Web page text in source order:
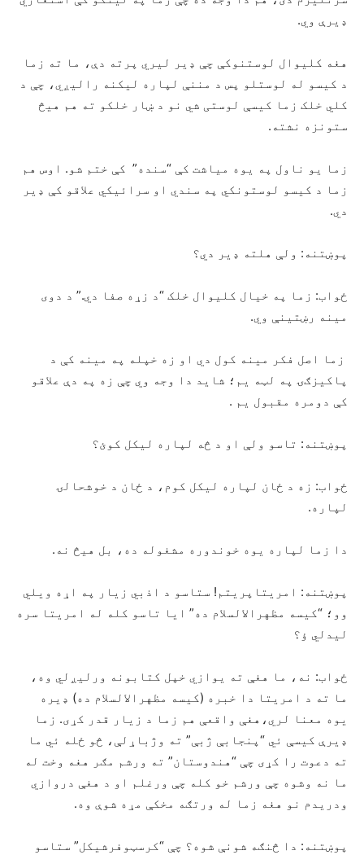
ډیرې وي.
هغه کلیوال لوستنوکې چې ډیر لیري پرته دې، ما ته زما
د کیسو له لوستلو پس د مننې لپاره لیکنه رالیږي، چې د
کلي خلک زما کیسې لوستی شي نو د ښار خلکو ته هم هیڅ
ستونزه نشته.
زما یو ناول په یوه میاشت کې “سنده” کې ختم شو. اوس هم
زما د کیسو لوستونکي په سندي او سرائیکي علاقو کې ډیر
دي.
پوښتنه: ولې هلته ډیر دي؟
ځواب: زما په خیال کلیوال خلک “د زړه صفا دي.” د دوی
مینه رښتینې وي.
زما اصل فکر مینه کول دي او زه خپله په مینه کې د
پاکیزګۍ په لټه یم؛ شاید دا وجه وي چې زه په دې علاقو
کې دومره مقبول یم .
پوښتنه: تاسو ولې او د څه لپاره لیکل کوئ؟
ځواب: زه د ځان لپاره لیکل کوم، د ځان د خوشحالۍ
لپاره.
دا زما لپاره یوه خوندوره مشغوله ده، بل هیڅ نه.
پوښتنه: امریتاپریتم! ستاسو د اذبي زیار په اړه ویلي
وو؛ “کیسه مظهرالالسلام ده” ایا تاسو کله له امریتا سره
لیدلي ؤ؟
ځواب: نه، ما هغې ته یوازي خپل کتابونه ورلیږلي وه،
ما ته د امریتا دا خبره (کیسه مظهرالالسلام ده) ډیره
یوه معنا لري،هغې واقعې هم زما د زیار قدر کړی. زما
ډیرې کیسې ئي “پنجابې ژبې” ته وژباړلې، څو ځله ئي ما
ته دعوت را کړی چې “هندوستان” ته ورشم مګر هغه وخت له
ما نه وشوه چې ورشم خو کله چې ورغلم او د هغې دروازي
ودریدم نو هغه زما له ورتګه مخکې مړه شوې وه.
پوښتنه: دا څنګه شونې شوه؟ چې “کرسټوفرشیکل” ستاسو